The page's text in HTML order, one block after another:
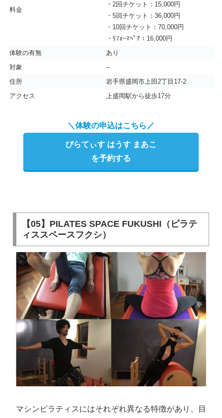
料金
・2回チケット：15,000円
・5回チケット：36,000円
・10回チケット：70,000円
・ﾘﾌｫｰﾏﾍﾟｱ：16,000円
体験の有無
あり
対象
–
住所
岩手県盛岡市上田2丁目17-2
アクセス
上盛岡駅から徒歩17分
＼体験の申込はこちら／
ぴらてぃす はうす まあこ
を予約する
【05】PILATES SPACE FUKUSHI（ピラテ
ィススペースフクシ）
マシンピラティスにはそれぞれ異なる特徴があり、目